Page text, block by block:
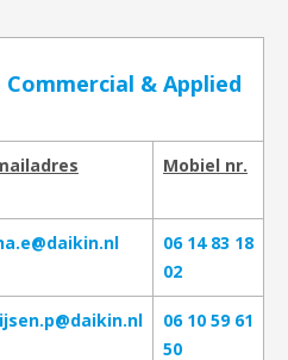
& Applied
Mobiel nr.
06 14 83 18
02
06 10 59 61
50